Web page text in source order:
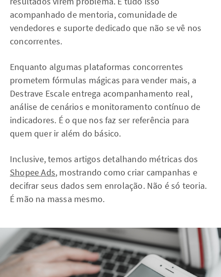
acompanhado de mentoria, comunidade de
vendedores e suporte dedicado que não se vê nos
concorrentes.
Enquanto algumas plataformas concorrentes
prometem fórmulas mágicas para vender mais, a
Destrave Escale entrega acompanhamento real,
análise de cenários e monitoramento contínuo de
indicadores. É o que nos faz ser referência para
quem quer ir além do básico.
Inclusive, temos artigos detalhando métricas dos
Shopee Ads, mostrando como criar campanhas e
decifrar seus dados sem enrolação. Não é só teoria.
É mão na massa mesmo.